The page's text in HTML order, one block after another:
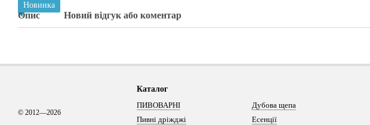
Новинка
Опис Новий відгук або коментар
© 2012—2026
Каталог
ПИВОВАРНІ
Пивні дріжджі
Дубова щепа
Есенції